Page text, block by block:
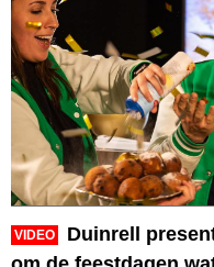
VIDEO
Duinrell